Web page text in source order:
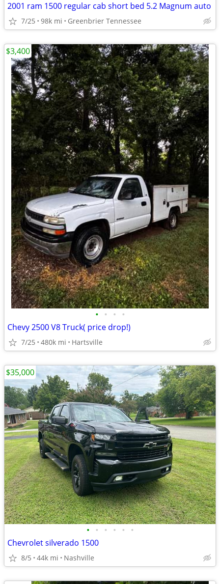
2001 ram 1500 regular cab short bed 5.2 Magnum auto
7/25 98k mi Greenbrier Tennessee
• • • •
Chevy 2500 V8 Truck( price drop!)
7/25 480k mi Hartsville
$3,400
• • • • • •
Chevrolet silverado 1500
8/5 44k mi Nashville
$35,000